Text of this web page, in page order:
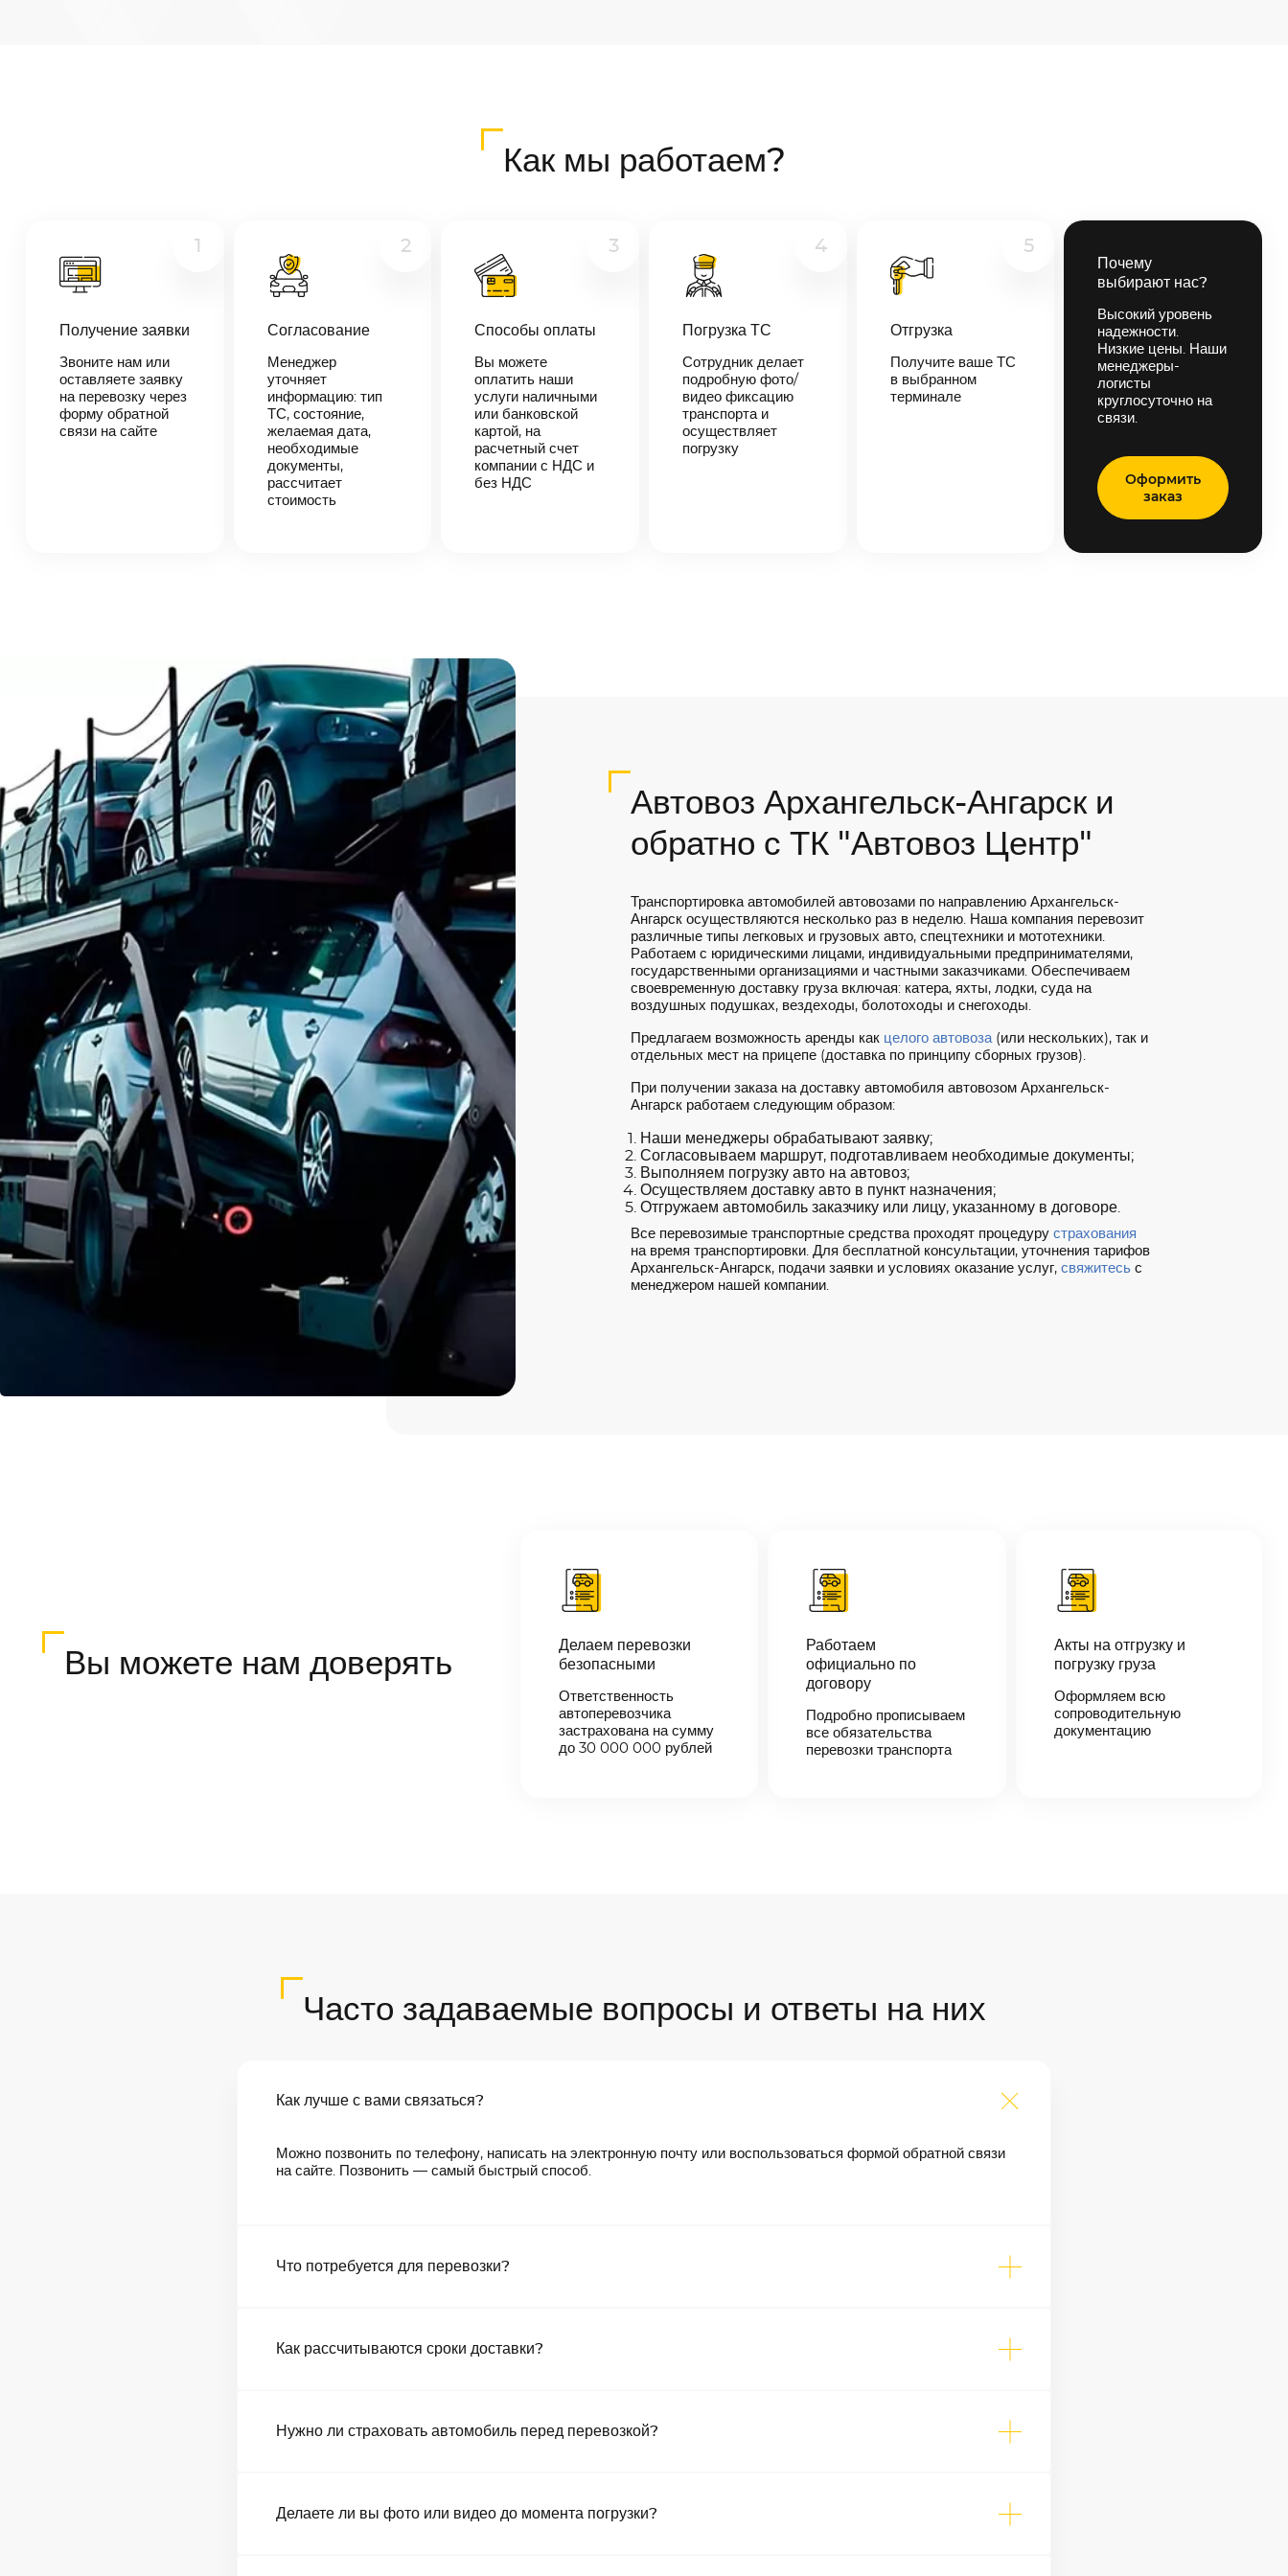
минут наш
логист
свяжется с
вами,
согласует
детали
Как мы работаем?
1
Получение заявки
Звоните нам или
оставляете заявку
на перевозку через
форму обратной
связи на сайте
2
Согласование
Менеджер
уточняет
информацию: тип
ТС, состояние,
желаемая дата,
необходимые
документы,
рассчитает
стоимость
3
Способы оплаты
Вы можете
оплатить наши
услуги наличными
или банковской
картой, на
расчетный счет
компании с НДС и
без НДС
4
Погрузка ТС
Сотрудник делает
подробную фото/
видео фиксацию
транспорта и
осуществляет
погрузку
5
Отгрузка
Получите ваше ТС
в выбранном
терминале
Почему
выбирают нас?
Высокий уровень
надежности.
Низкие цены. Наши
менеджеры-
логисты
круглосуточно на
связи.
Оформить
заказ
Автовоз Архангельск-Ангарск и
обратно с ТК "Автовоз Центр"
Транспортировка автомобилей автовозами по направлению Архангельск-
Ангарск осуществляются несколько раз в неделю. Наша компания перевозит
различные типы легковых и грузовых авто, спецтехники и мототехники.
Работаем с юридическими лицами, индивидуальными предпринимателями,
государственными организациями и частными заказчиками. Обеспечиваем
своевременную доставку груза включая: катера, яхты, лодки, суда на
воздушных подушках, вездеходы, болотоходы и снегоходы.
Предлагаем возможность аренды как целого автовоза(или нескольких), так и
отдельных мест на прицепе (доставка по принципу сборных грузов).
При получении заказа на доставку автомобиля автовозом Архангельск-
Ангарск работаем следующим образом:
Наши менеджеры обрабатывают заявку;
Согласовываем маршрут, подготавливаем необходимые документы;
Выполняем погрузку авто на автовоз;
Осуществляем доставку авто в пункт назначения;
Отгружаем автомобиль заказчику или лицу, указанному в договоре.
Все перевозимые транспортные средства проходят процедуру страхования
на время транспортировки. Для бесплатной консультации, уточнения тарифов
Архангельск-Ангарск, подачи заявки и условиях оказание услуг, свяжитесьс
менеджером нашей компании.
Вы можете нам доверять
Делаем перевозки
безопасными
Ответственность
автоперевозчика
застрахована на сумму
до 30 000 000 рублей
Работаем
официально по
договору
Подробно прописываем
все обязательства
перевозки транспорта
Акты на отгрузку и
погрузку груза
Оформляем всю
сопроводительную
документацию
Часто задаваемые вопросы и ответы на них
Как лучше с вами связаться?
Можно позвонить по телефону, написать на электронную почту или воспользоваться формой обратной связи
на сайте. Позвонить — самый быстрый способ.
Что потребуется для перевозки?
Как рассчитываются сроки доставки?
Нужно ли страховать автомобиль перед перевозкой?
Делаете ли вы фото или видео до момента погрузки?